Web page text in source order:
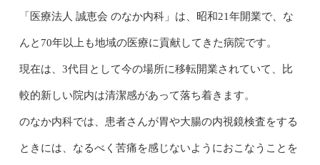
「医療法人 誠恵会 のなか内科」は、昭和21年開業で、な
んと70年以上も地域の医療に貢献してきた病院です。
現在は、3代目として今の場所に移転開業されていて、比
較的新しい院内は清潔感があって落ち着きます。
のなか内科では、患者さんが胃や大腸の内視鏡検査をする
ときには、なるべく苦痛を感じないようにおこなうことを